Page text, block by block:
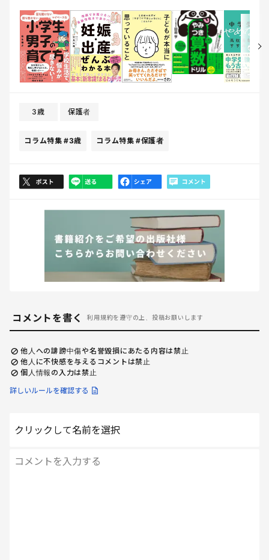
3歳 保護者
コラム特集 #3歳 コラム特集 #保護者
コメントを書く 利用規約を遵守の上、投稿お願いします
他人への誹謗中傷や名誉毀損にあたる内容は禁止
他人に不快感を与えるコメントは禁止
個人情報の入力は禁止
詳しいルールを確認する
クリックして名前を選択